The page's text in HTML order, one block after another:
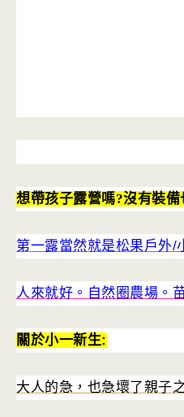
想帶孩子露營嗎?沒有裝備
第一露當然就是松果戶外/
人來就好。自然圈農場。
關於小一新生:
大人的急，也急壞了親子